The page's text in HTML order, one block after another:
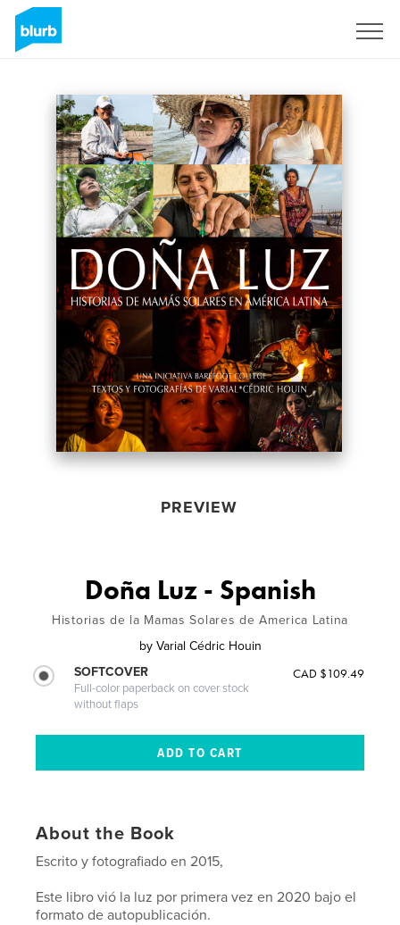
PREVIEW
Doña Luz - Spanish
Historias de la Mamas Solares de America Latina
by Varial Cédric Houin
SOFTCOVER
Full-color paperback on cover stock
without flaps
CAD $109.49
About the Book
Escrito y fotografiado en 2015,
Este libro vió la luz por primera vez en 2020 bajo el
formato de autopublicación.